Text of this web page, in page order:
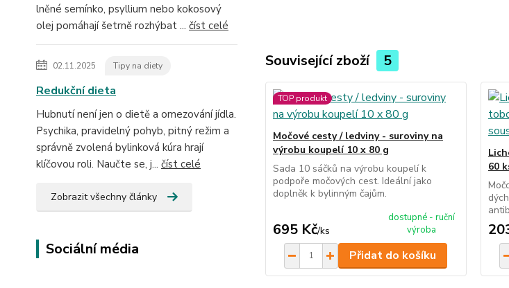
lněné semínko, psyllium nebo kokosový
olej pomáhají šetrně rozhýbat ... číst celé
02.11.2025 Tipy na diety
Redukční dieta
Hubnutí není jen o dietě a omezování jídla.
Psychika, pravidelný pohyb, pitný režim a
správně zvolená bylinková kúra hrají
klíčovou roli. Naučte se, j... číst celé
Zobrazit všechny články
Sociální média
Související zboží 5
TOP produkt
Močové cesty / ledviny - suroviny na
výrobu koupelí 10 x 80 g
Sada 10 sáčků na výrobu koupelí k
podpoře močových cest. Ideální jako
doplněk k bylinným čajům.
695 Kč/ks
dostupné - ruční
výroba
Přidat do košíku
60